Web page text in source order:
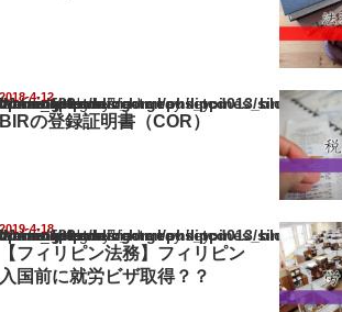
2018-4-12
Warning
: Undefined array key "show_category" in
/home/netst/kuno-cpa.co.jp/public_html/philippines_blog/wp-content/themes/gorgeous_tcd013/single.php
on line183
BIRの登録証明書（COR）
2019-4-18
Warning
: Undefined array key "show_category" in
/home/netst/kuno-cpa.co.jp/public_html/philippines_blog/wp-content/themes/gorgeous_tcd013/single.php
on line183
【フィリピン法務】フィリピン
入国前に就労ビザ取得？？